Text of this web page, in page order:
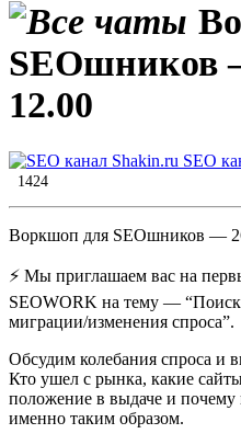
SEOшников
12.00
SEO
1424
Воркшоп для SEOшников —
⚡️ Мы приглашаем вас на
SEOWORK на тему — “Поиск
миграции/изменения спроса”.
Обсудим колебания спроса и
Кто ушел с рынка, какие
положение в выдаче и почему
именно таким образом.